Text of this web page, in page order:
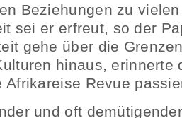
Beziehungen zu
sei er erfreut, so der
gehe über die
hinaus, erinnerte
Afrikareise Revue
und oft